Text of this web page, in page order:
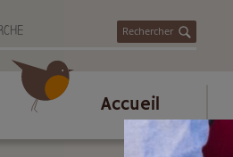
Rechercher
Accueil